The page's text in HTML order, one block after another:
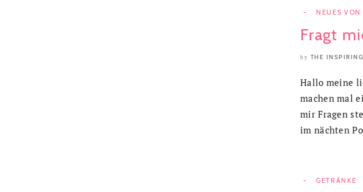
- NEUES VON
Fragt
by THE
Hallo meine
machen mal
mir Fragen
im nächten
- GETRÄNKE